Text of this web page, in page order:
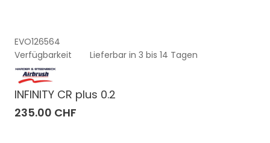
EVO126564
Verfügbarkeit
Lieferbar in 3 bis 14 Tagen
INFINITY CR plus 0.2
235.00 CHF